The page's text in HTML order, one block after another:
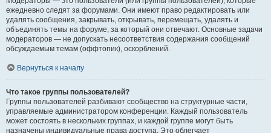
ежедневно следят за форумами. Они имеют право редактировать или
удалять сообщения, закрывать, открывать, перемещать, удалять и
объединять темы на форуме, за который они отвечают. Основные задачи
модераторов — не допускать несоответствия содержания сообщений
обсуждаемым темам (оффтопик), оскорблений.
Вернуться к началу
Что такое группы пользователей?
Группы пользователей разбивают сообщество на структурные части,
управляемые администратором конференции. Каждый пользователь
может состоять в нескольких группах, и каждой группе могут быть
назначены индивидуальные права доступа. Это облегчает